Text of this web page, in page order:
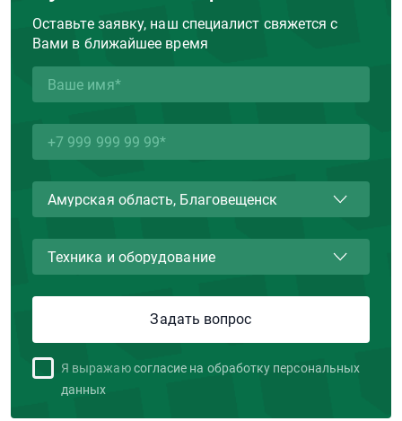
Оставьте заявку, наш специалист свяжется с
Вами в ближайшее время
Я выражаю согласие на обработку персональных
данных